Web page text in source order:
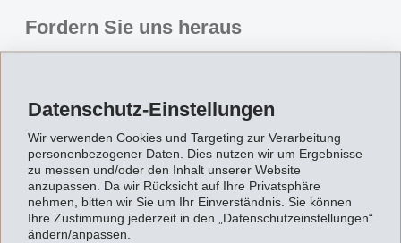
Datenschutz-Einstellungen
Wir verwenden Cookies und Targeting zur Verarbeitung
personenbezogener Daten. Dies nutzen wir um Ergebnisse
zu messen und/oder den Inhalt unserer Website
anzupassen. Da wir Rücksicht auf Ihre Privatsphäre
nehmen, bitten wir Sie um Ihr Einverständnis. Sie können
Ihre Zustimmung jederzeit in den „Datenschutzeinstellungen“
ändern/anpassen.
Fordern Sie uns heraus
Entwicklungsprozess neuer Anwendungen. Von der
ersten Idee bis hin zur Serienreife bietet EMS-
GRIVORY umfassende Serviceleistungen an. Dazu
zählen Unterstützung in der Konzeptphase,
Machbarkeits- und Wirtschaftlichkeitsstudien, die
Auswahl optimaler Werkstoffe, massgeschneiderte